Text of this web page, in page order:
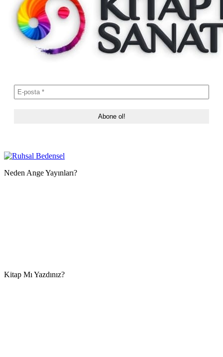
Neden Ange Yayınları?
Kitap Mı Yazdınız?